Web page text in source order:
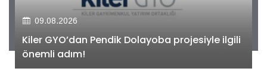
09.08.2026
Kiler GYO’dan Pendik Dolayoba projesiyle ilgili
önemli adım!